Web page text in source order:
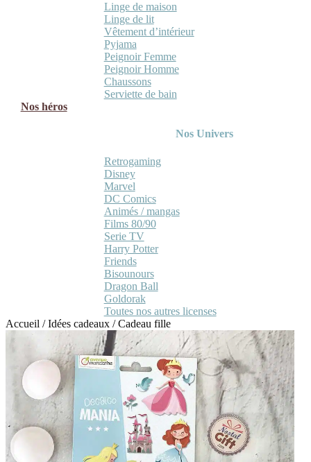
Linge de maison
Linge de lit
Vêtement d’intérieur
Pyjama
Peignoir Femme
Peignoir Homme
Chaussons
Serviette de bain
Nos héros
Nos Univers
Retrogaming
Disney
Marvel
DC Comics
Animés / mangas
Films 80/90
Serie TV
Harry Potter
Friends
Bisounours
Dragon Ball
Goldorak
Toutes nos autres licenses
Accueil /Idées cadeaux /Cadeau fille